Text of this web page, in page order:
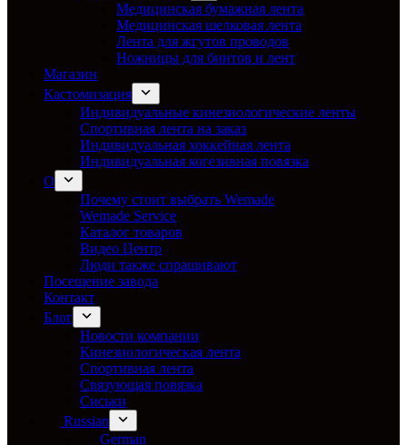
Медицинская бумажная лента
Медицинская шелковая лента
Лента для жгутов проводов
Ножницы для бинтов и лент
Магазин
Кастомизация
Индивидуальные кинезиологические ленты
Спортивная лента на заказ
Индивидуальная хоккейная лента
Индивидуальная когезивная повязка
О
Почему стоит выбрать Wemade
Wemade Service
Каталог товаров
Видео Центр
Люди также спрашивают
Посещение завода
Контакт
Блог
Новости компании
Кинезиологическая лента
Спортивная лента
Связующая повязка
Сиськи
Russian
German